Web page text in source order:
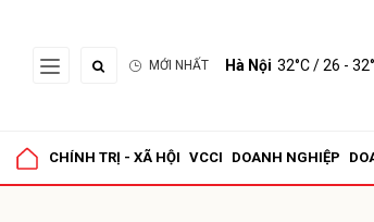
MỚI NHẤT Hà Nội 32°C/ 26 -
CHÍNH TRỊ - XÃ HỘI VCCI DOANH NGHIỆP